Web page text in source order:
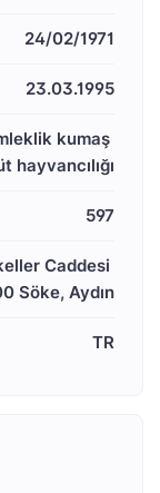
24/02/1971
23.03.1995
kumaş
hayvancılığı
597
Caddesi
Söke, Aydın
TR